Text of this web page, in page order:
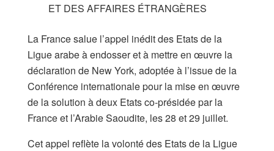
ET DES AFFAIRES ÉTRANGÈRES
La France salue l’appel inédit des Etats de la
Ligue arabe à endosser et à mettre en œuvre la
déclaration de New York, adoptée à l’issue de la
Conférence internationale pour la mise en œuvre
de la solution à deux Etats co-présidée par la
France et l’Arabie Saoudite, les 28 et 29 juillet.
Cet appel reflète la volonté des Etats de la Ligue